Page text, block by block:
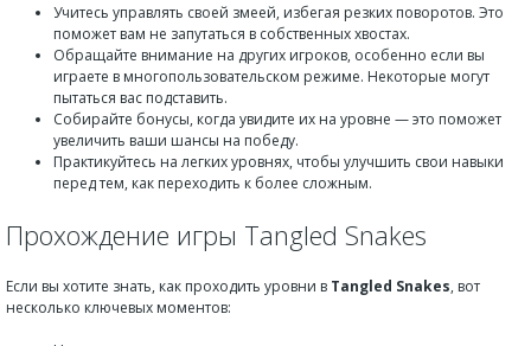
Учитесь управлять своей змеей, избегая резких поворотов. Это
поможет вам не запутаться в собственных хвостах.
Обращайте внимание на других игроков, особенно если вы
играете в многопользовательском режиме. Некоторые могут
пытаться вас подставить.
Собирайте бонусы, когда увидите их на уровне — это поможет
увеличить ваши шансы на победу.
Практикуйтесь на легких уровнях, чтобы улучшить свои навыки
перед тем, как переходить к более сложным.
Прохождение игры Tangled Snakes
Если вы хотите знать, как проходить уровни в Tangled Snakes, вот
несколько ключевых моментов: